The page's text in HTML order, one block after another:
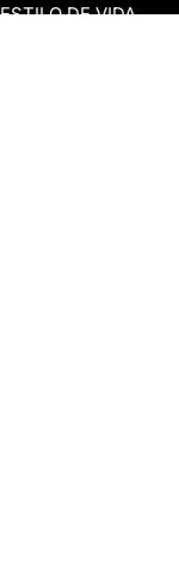
ESTILO DE VIDA